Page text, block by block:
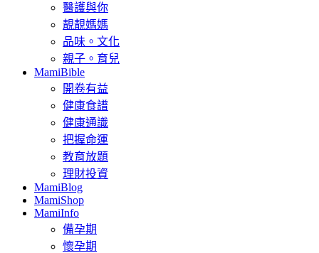
醫護與你
靚靚媽媽
品味。文化
親子。育兒
MamiBible
開卷有益
健康食譜
健康通識
把握命運
教育放題
理財投資
MamiBlog
MamiShop
MamiInfo
備孕期
懷孕期